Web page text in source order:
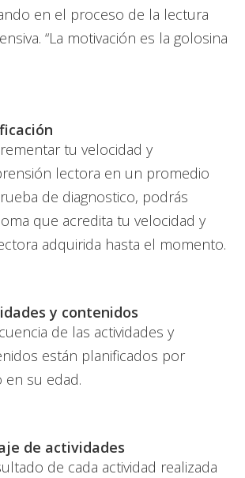
en el proceso de la lectura
“La motivación es la golosina
tu velocidad y
lectora en un promedio
de diagnostico, podrás
que acredita tu velocidad y
adquirida hasta el momento.
y contenidos
de las actividades y
están planificados por
en su edad.
de actividades
de cada actividad realizada